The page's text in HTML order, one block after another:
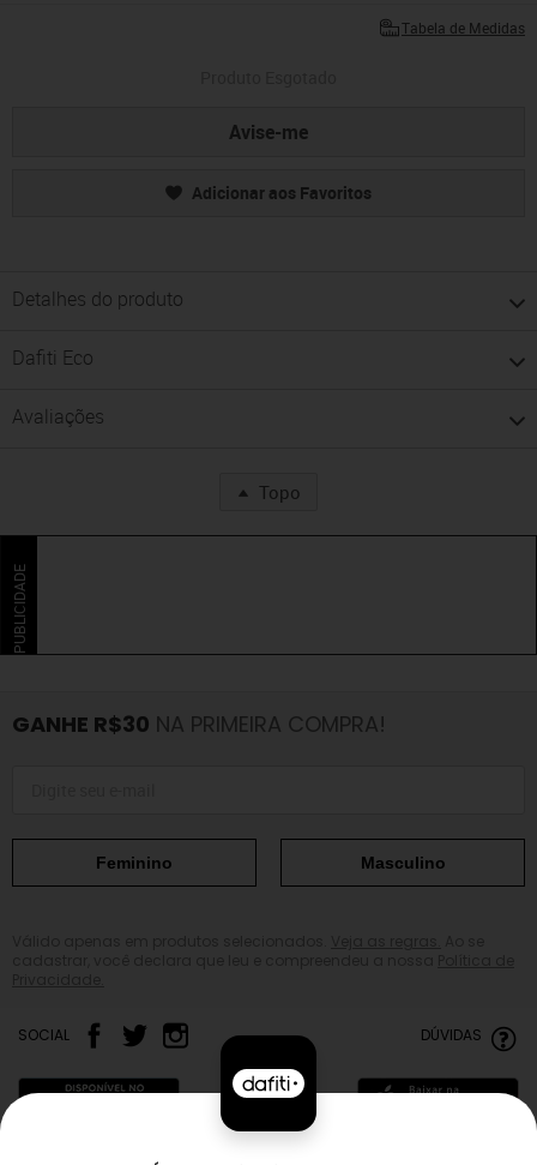
Tabela de Medidas
Avise-me
Adicionar aos Favoritos
Detalhes do produto
Dafiti Eco
Avaliações
Topo
PUBLICIDADE
GANHE R$30 NA PRIMEIRA COMPRA!
Feminino Masculino
SOCIAL DÚVIDAS